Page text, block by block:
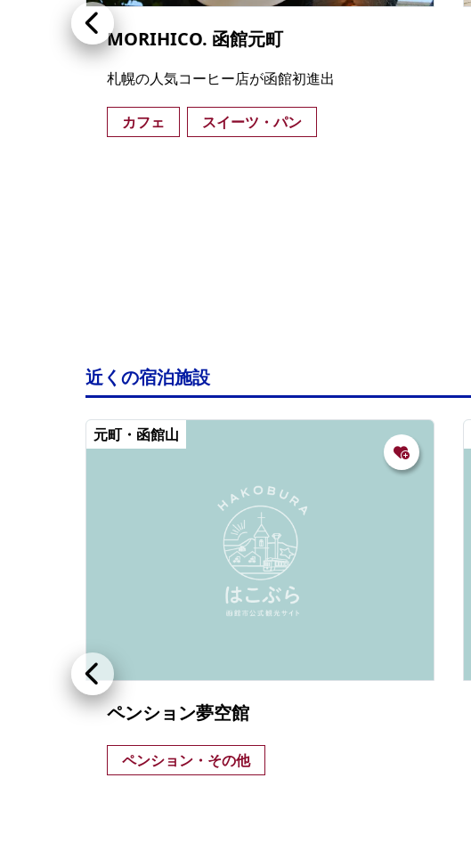
MORIHICO. 函館元町
札幌の人気コーヒー店が函館初進出
カフェ スイーツ・パン
近くの宿泊施設
元町・函館山
ペンション夢空館
ペンション・その他